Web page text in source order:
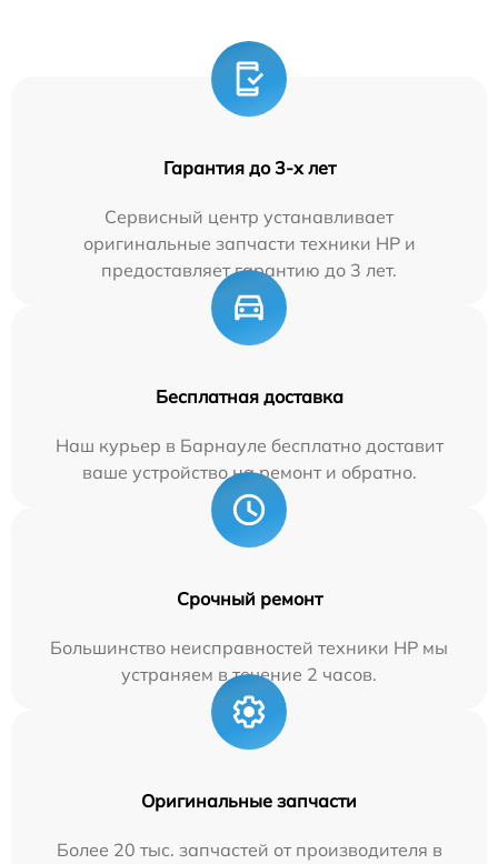
Гарантия до 3-х лет
Сервисный центр устанавливает
оригинальные запчасти техники HP и
предоставляет гарантию до 3 лет.
Бесплатная доставка
Наш курьер в Барнауле бесплатно доставит
ваше устройство на ремонт и обратно.
Срочный ремонт
Большинство неисправностей техники HP мы
устраняем в течение 2 часов.
Оригинальные запчасти
Более 20 тыс. запчастей от производителя в